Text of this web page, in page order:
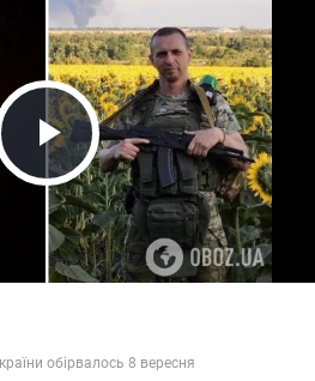
Play Video